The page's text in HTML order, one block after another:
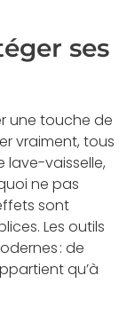
ses
une touche de
vraiment, tous
lave-vaisselle,
ne pas
sont
Les outils
: de
qu’à